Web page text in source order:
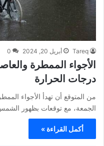
Tareq أبريل 20, 2024 0
الأجواء الممطرة
درجات الحرارة
من المتوقع أن تهدأ الأجواء
الجمعة، مع توقعات بظهور
أكمل القراءة »